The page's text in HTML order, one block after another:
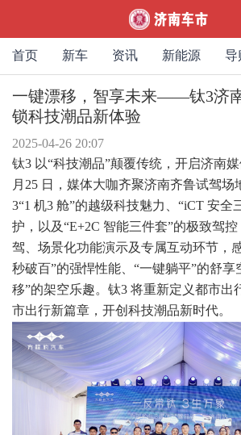
首页 新车 资讯 新能源 导
一键漂移，智享未来——钛3济
锁科技潮品新体验
2025-04-26 20:07
钛3 以“科技潮品”颠覆传统，开启济南
月25 日，媒体大咖齐聚济南齐鲁试驾场
3“1 机3 舱”的越级科技魅力、“iCT 安全
护，以及“E+2C 智能三件套”的极致驾
驾、场景化功能演示及专属互动环节，
秒破百”的强悍性能、“一键躺平”的舒享
移”的架空乐趣。钛3 将重新定义都市出
市出行新篇章，开创科技潮品新时代。